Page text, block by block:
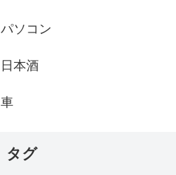
パソコン
日本酒
車
タグ